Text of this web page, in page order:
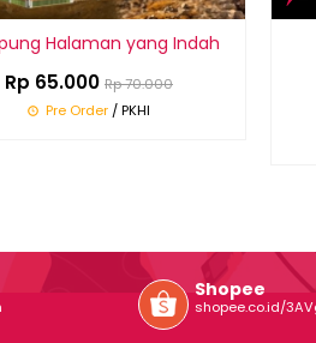
Halaman yang Indah
Rp 65.000 Rp 70.000
Pre Order / PKHI
Shopee
shopee.co.id/